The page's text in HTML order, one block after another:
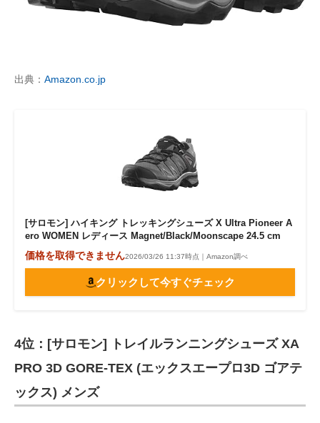
出典： Amazon.co.jp
[サロモン] ハイキング トレッキングシューズ X Ultra Pioneer A
ero WOMEN レディース Magnet/Black/Moonscape 24.5 cm
価格を取得できません2026/03/26 11:37時点｜Amazon調べ
クリックして今すぐチェック
4位：[サロモン] トレイルランニングシューズ XA
PRO 3D GORE-TEX (エックスエープロ3D ゴアテ
ックス) メンズ